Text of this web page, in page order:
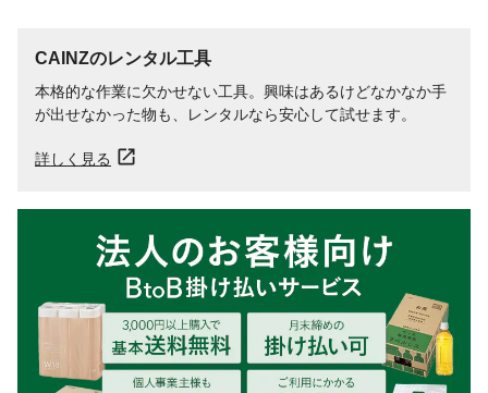
CAINZのレンタル工具
本格的な作業に欠かせない工具。興味はあるけどなかなか手
が出せなかった物も、レンタルなら安心して試せます。
詳しく見る